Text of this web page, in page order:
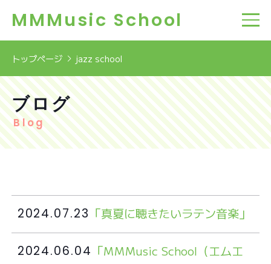
MMMusic School
トップページ jazz school
ブログ
Blog
2024.07.23 「真夏に聴きたいラテン音楽」
2024.06.04 「MMMusic School（エムエ